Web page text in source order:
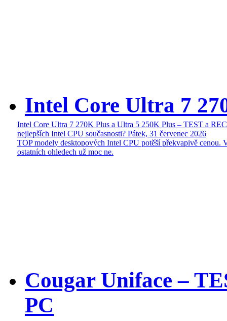
Intel Core Ultra 7
Intel Core Ultra 7 270K Plus a Ultra 5 250K Plus – TEST a
nejlepších Intel CPU současnosti? Pátek, 31 červenec 2026
TOP modely desktopových Intel CPU potěší překvapivě cenou.
ostatních ohledech už moc ne.
Cougar Uniface –
PC